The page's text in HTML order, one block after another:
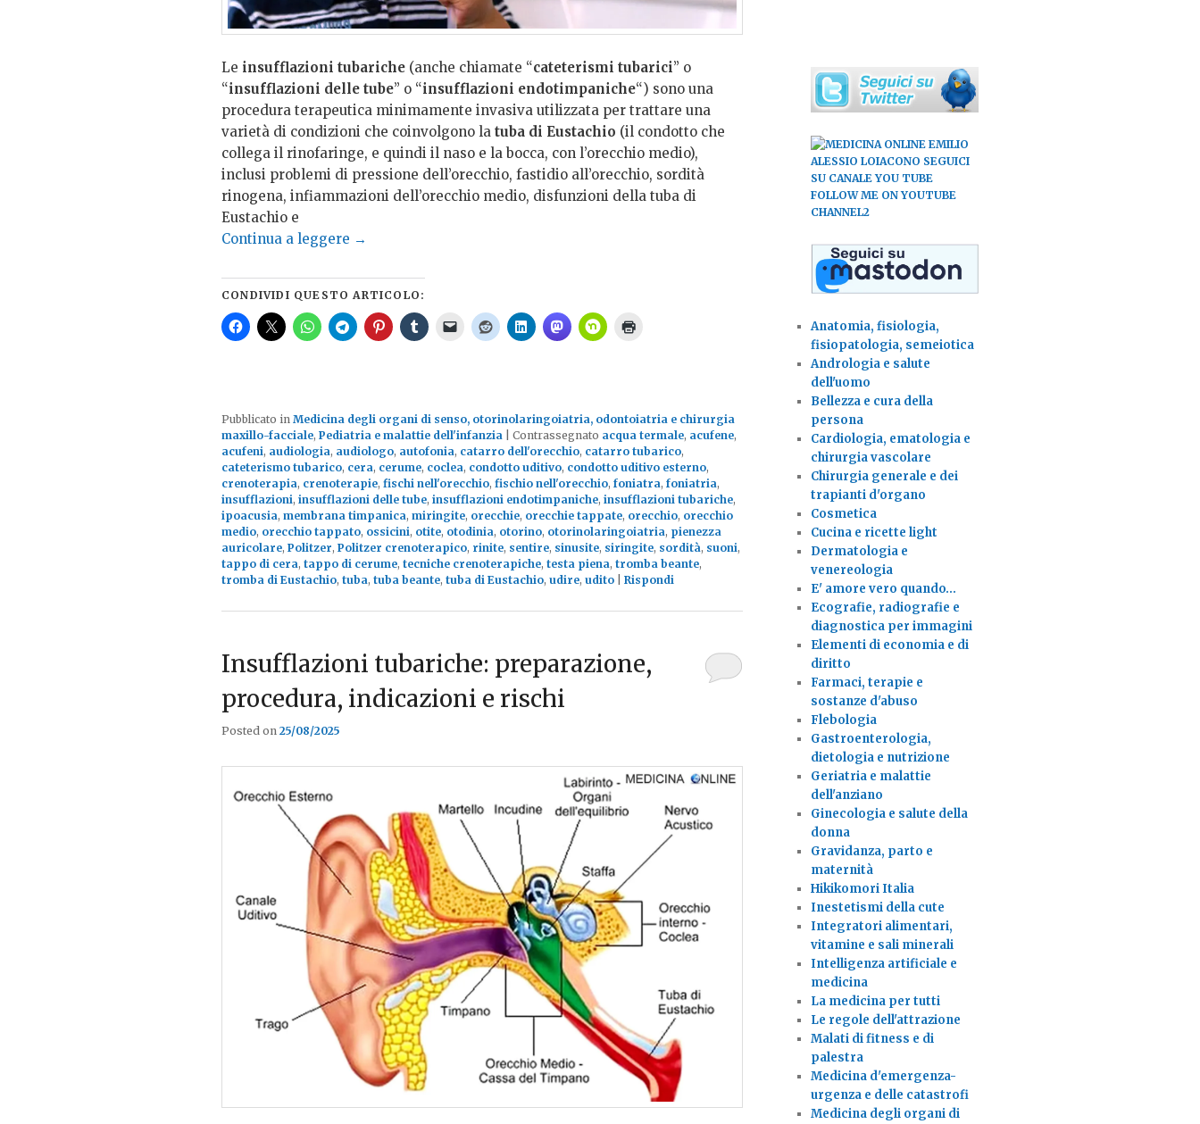
Le insufflazioni tubariche (anche chiamate “cateterismi tubarici” o
“insufflazioni delle tube” o “insufflazioni endotimpaniche“) sono una
procedura terapeutica minimamente invasiva utilizzata per trattare una
varietà di condizioni che coinvolgono la tuba di Eustachio (il condotto che
collega il rinofaringe, e quindi il naso e la bocca, con l’orecchio medio),
inclusi problemi di pressione dell’orecchio, fastidio all’orecchio, sordità
rinogena, infiammazioni dell’orecchio medio, disfunzioni della tuba di
Eustachio e
Continua a leggere →
CONDIVIDI QUESTO ARTICOLO:
Pubblicato in Medicina degli organi di senso, otorinolaringoiatria, odontoiatria e chirurgia
maxillo-facciale, Pediatria e malattie dell'infanzia Contrassegnato acqua termale, acufene,
acufeni, audiologia, audiologo, autofonia, catarro dell'orecchio, catarro tubarico,
cateterismo tubarico, cera, cerume, coclea, condotto uditivo, condotto uditivo esterno,
crenoterapia, crenoterapie, fischi nell'orecchio, fischio nell'orecchio, foniatra, foniatria,
insufflazioni, insufflazioni delle tube, insufflazioni endotimpaniche, insufflazioni tubariche,
ipoacusia, membrana timpanica, miringite, orecchie, orecchie tappate, orecchio, orecchio
medio, orecchio tappato, ossicini, otite, otodinia, otorino, otorinolaringoiatria, pienezza
auricolare, Politzer, Politzer crenoterapico, rinite, sentire, sinusite, siringite, sordità, suoni,
tappo di cera, tappo di cerume, tecniche crenoterapiche, testa piena, tromba beante,
tromba di Eustachio, tuba, tuba beante, tuba di Eustachio, udire, udito Rispondi
Insufflazioni tubariche: preparazione,
procedura, indicazioni e rischi
Posted on 25/08/2025
Anatomia, fisiologia,
fisiopatologia, semeiotica
Andrologia e salute
dell'uomo
Bellezza e cura della
persona
Cardiologia, ematologia e
chirurgia vascolare
Chirurgia generale e dei
trapianti d'organo
Cosmetica
Cucina e ricette light
Dermatologia e
venereologia
E' amore vero quando…
Ecografie, radiografie e
diagnostica per immagini
Elementi di economia e di
diritto
Farmaci, terapie e
sostanze d'abuso
Flebologia
Gastroenterologia,
dietologia e nutrizione
Geriatria e malattie
dell'anziano
Ginecologia e salute della
donna
Gravidanza, parto e
maternità
Hikikomori Italia
Inestetismi della cute
Integratori alimentari,
vitamine e sali minerali
Intelligenza artificiale e
medicina
La medicina per tutti
Le regole dell'attrazione
Malati di fitness e di
palestra
Medicina d'emergenza-
urgenza e delle catastrofi
Medicina degli organi di